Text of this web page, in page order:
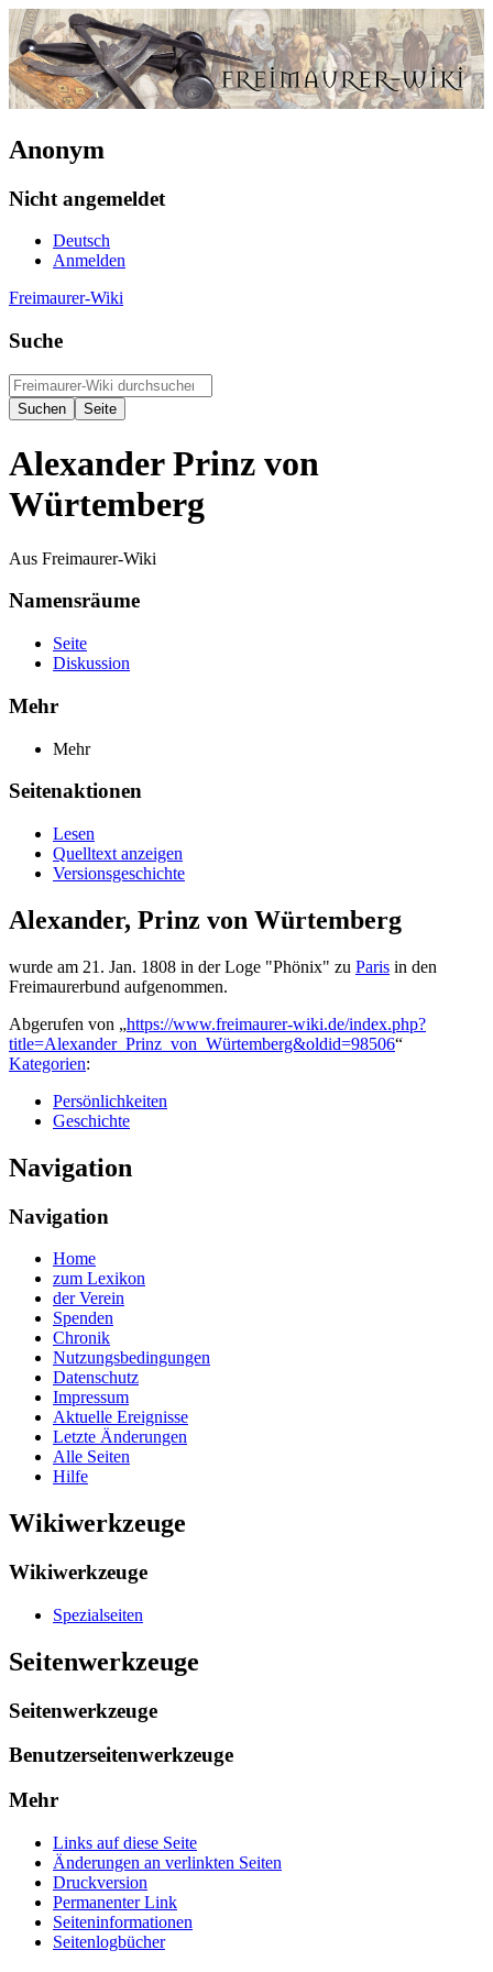
Anonym
Nicht angemeldet
Deutsch
Anmelden
Freimaurer-Wiki
Suche
Alexander Prinz von
Würtemberg
Aus Freimaurer-Wiki
Namensräume
Seite
Diskussion
Mehr
Mehr
Seitenaktionen
Lesen
Quelltext anzeigen
Versionsgeschichte
Alexander, Prinz von Würtemberg
wurde am 21. Jan. 1808 in der Loge "Phönix" zu Paris in den
Freimaurerbund aufgenommen.
Abgerufen von „https://www.freimaurer-wiki.de/index.php?
title=Alexander_Prinz_von_Würtemberg&oldid=98506“
Kategorien:
Persönlichkeiten
Geschichte
Navigation
Navigation
Home
zum Lexikon
der Verein
Spenden
Chronik
Nutzungsbedingungen
Datenschutz
Impressum
Aktuelle Ereignisse
Letzte Änderungen
Alle Seiten
Hilfe
Wikiwerkzeuge
Wikiwerkzeuge
Spezialseiten
Seitenwerkzeuge
Seitenwerkzeuge
Benutzerseitenwerkzeuge
Mehr
Links auf diese Seite
Änderungen an verlinkten Seiten
Druckversion
Permanenter Link
Seiten­­informationen
Seitenlogbücher